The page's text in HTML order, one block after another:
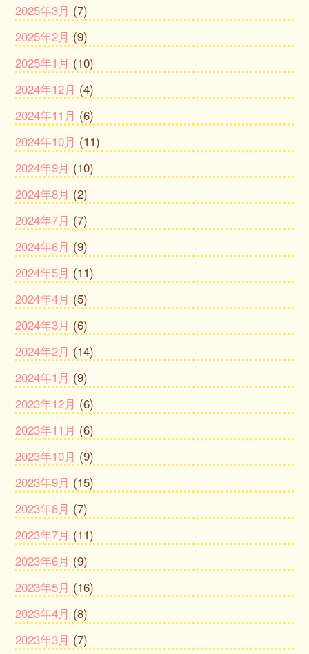
2025年3月 (7)
2025年2月 (9)
2025年1月 (10)
2024年12月 (4)
2024年11月 (6)
2024年10月 (11)
2024年9月 (10)
2024年8月 (2)
2024年7月 (7)
2024年6月 (9)
2024年5月 (11)
2024年4月 (5)
2024年3月 (6)
2024年2月 (14)
2024年1月 (9)
2023年12月 (6)
2023年11月 (6)
2023年10月 (9)
2023年9月 (15)
2023年8月 (7)
2023年7月 (11)
2023年6月 (9)
2023年5月 (16)
2023年4月 (8)
2023年3月 (7)